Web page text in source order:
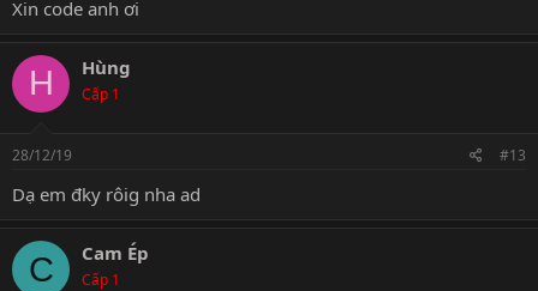
Xin code anh ơi
H Hùng
Cấp 1
28/12/19 #13
Dạ em đky rôig nha ad
C Cam Ép
Cấp 1